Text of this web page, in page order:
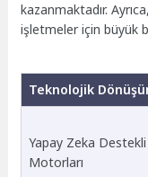
kazanmaktadır.
işletmeler için büyük
Teknolojik
Yapay Zeka
Motorları